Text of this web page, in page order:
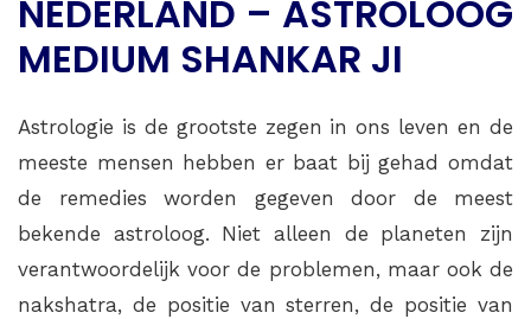
NEDERLAND – ASTROLOOG
MEDIUM SHANKAR JI
Astrologie is de grootste zegen in ons leven en de
meeste mensen hebben er baat bij gehad omdat
de remedies worden gegeven door de meest
bekende astroloog. Niet alleen de planeten zijn
verantwoordelijk voor de problemen, maar ook de
nakshatra, de positie van sterren, de positie van